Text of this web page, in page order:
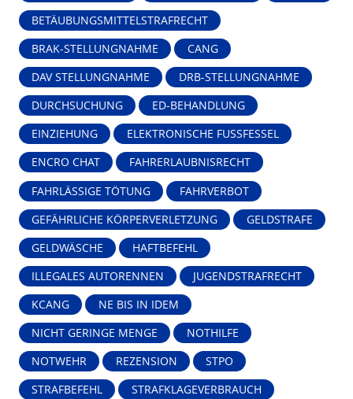
BETÄUBUNGSMITTELSTRAFRECHT
BRAK-STELLUNGNAHME CANG
DAV STELLUNGNAHME DRB-STELLUNGNAHME
DURCHSUCHUNG ED-BEHANDLUNG
EINZIEHUNG ELEKTRONISCHE FUSSFESSEL
ENCRO CHAT FAHRERLAUBNISRECHT
FAHRLÄSSIGE TÖTUNG FAHRVERBOT
GEFÄHRLICHE KÖRPERVERLETZUNG GELDSTRAFE
GELDWÄSCHE HAFTBEFEHL
ILLEGALES AUTORENNEN JUGENDSTRAFRECHT
KCANG NE BIS IN IDEM
NICHT GERINGE MENGE NOTHILFE
NOTWEHR REZENSION STPO
STRAFBEFEHL STRAFKLAGEVERBRAUCH